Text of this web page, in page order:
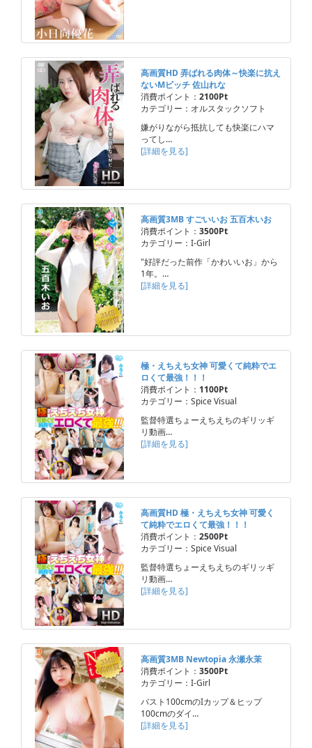
高画質HD 弄ばれる肉体～快楽に抗え
ないMビッチ 佐山れな
消費ポイント： 2100Pt
カテゴリー：オルスタックソフト
嫌がりながら抵抗しても快楽にハマ
ってし…
[詳細を見る]
高画質3MB すごいいお 五百木いお
消費ポイント： 3500Pt
カテゴリー：I-Girl
"好評だった前作「かわいいお」から
1年。…
[詳細を見る]
極・えちえち女神 可愛くて純粋でエ
ロくて最強！！！
消費ポイント： 1100Pt
カテゴリー：Spice Visual
監督特選ちょーえちえちのギリッギ
リ動画…
[詳細を見る]
高画質HD 極・えちえち女神 可愛く
て純粋でエロくて最強！！！
消費ポイント： 2500Pt
カテゴリー：Spice Visual
監督特選ちょーえちえちのギリッギ
リ動画…
[詳細を見る]
高画質3MB Newtopia 永瀬永茉
消費ポイント： 3500Pt
カテゴリー：I-Girl
バスト100cmのIカップ＆ヒップ
100cmのダイ…
[詳細を見る]